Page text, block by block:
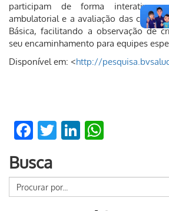
participam de forma interativa
ambulatorial e a avaliação das
Básica, facilitando a observação de
seu encaminhamento para equipes
Disponível em: <http://
Facebook
TwitterLinkedIn
Busca